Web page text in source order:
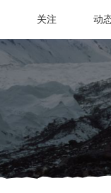
关注 动